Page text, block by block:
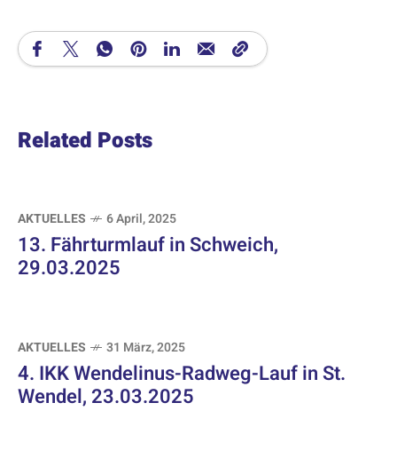
Related Posts
AKTUELLES 6 April, 2025
13. Fährturmlauf in Schweich,
29.03.2025
AKTUELLES 31 März, 2025
4. IKK Wendelinus-Radweg-Lauf in St.
Wendel, 23.03.2025